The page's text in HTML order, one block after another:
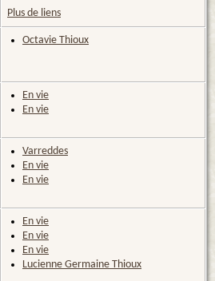
Plus de liens
Octavie Thioux
En vie
En vie
Varreddes
En vie
En vie
En vie
En vie
En vie
Lucienne Germaine Thioux